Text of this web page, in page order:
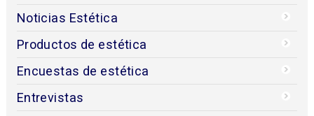
Noticias Estética
Productos de estética
Encuestas de estética
Entrevistas